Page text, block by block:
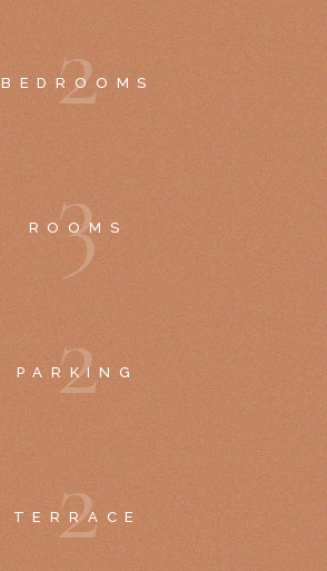
2
BEDROOMS
3
ROOMS
2
PARKING
2
TERRACE